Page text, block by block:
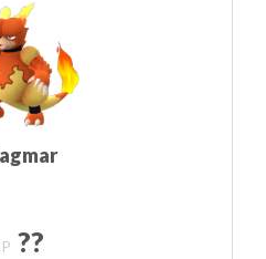
??